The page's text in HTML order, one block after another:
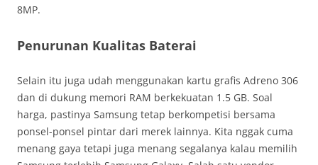
8MP.
Penurunan Kualitas Baterai
Selain itu juga udah menggunakan kartu grafis Adreno 306
dan di dukung memori RAM berkekuatan 1.5 GB. Soal
harga, pastinya Samsung tetap berkompetisi bersama
ponsel-ponsel pintar dari merek lainnya. Kita nggak cuma
menang gaya tetapi juga menang segalanya kalau memilih